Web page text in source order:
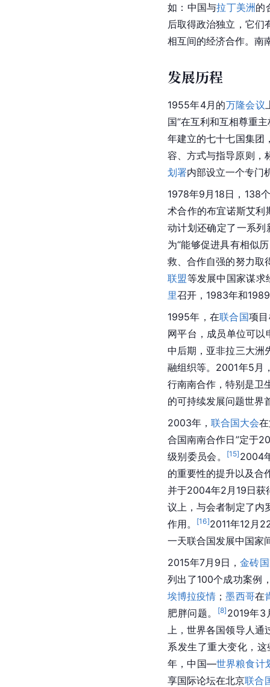
如：中国与拉丁美洲的
后取得政治独立，它们
相互间的经济合作。南
发展历程
1955年4月的万隆会议
国“在互利和互相尊重
年建立的七十七国集团
容、方式与指导原则，
划署内部设立一个专门
1978年9月18日，138个
术合作的布宜诺斯艾利
动计划还确定了一系
为“能够促进具有相似
救、合作自强的努力取
联盟等发展中国家谋求
里召开，1983年和
1995年，在联合国项
网平台，成员单位可
中后期，亚非拉三大洲
融组织等。2001年5月
行南南合作，特别是卫
的可持续发展问题世界
2003年， 联合国大会
合国南南合作日”定于
级别委员会。
[15] 2004
的重要性的提升以及合
并于2004年2月19日获
议上，与会者制定了内
作用。
[16]2011年12月
一天联合国发展中国家
2015年7月9日，金砖
列出了100个成功案例
埃博拉疫情 ；墨西哥在
肥胖问题。
[8] 2019年3
上，世界各国领导人
系发生了重大变化，
年，中国—世界粮食计
享国际论坛在北京联合